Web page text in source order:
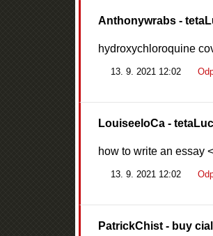
Anthonywrabs-
hydroxychloroquine
13. 9. 2021 12:02
LouiseeloCa-
how to write an essay
13. 9. 2021 12:02
PatrickChist- buy